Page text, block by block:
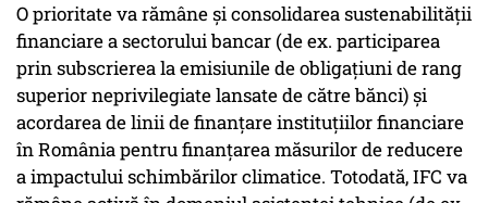
O prioritate va rămâne și consolidarea sustenabilității
financiare a sectorului bancar (de ex. participarea
prin subscrierea la emisiunile de obligațiuni de rang
superior neprivilegiate lansate de către bănci) și
acordarea de linii de finanțare instituțiilor financiare
în România pentru finanțarea măsurilor de reducere
a impactului schimbărilor climatice. Totodată, IFC va